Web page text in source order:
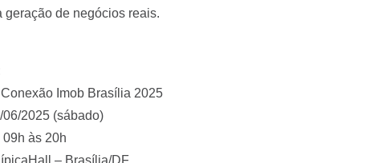
geração de negócios reais.
Conexão Imob Brasília 2025
06/2025 (sábado)
09h às 20h